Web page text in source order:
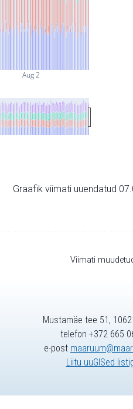
Aug 2
Graafik viimati uuendatud
Viimati
Mustamäe tee 51,
telefon +372 665
e-post
Liitu uuGISed